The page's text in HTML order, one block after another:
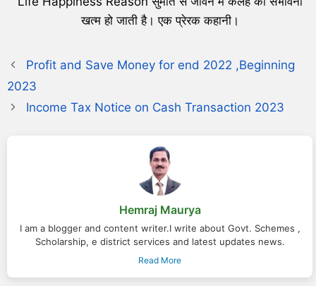
खत्म हो जाती है। एक प्रेरक कहानी।
Profit and Save Money for end 2022 ,Beginning
2023
Income Tax Notice on Cash Transaction 2023
Hemraj Maurya
I am a blogger and content writer.I write about Govt. Schemes ,
Scholarship, e district services and latest updates news.
Read More